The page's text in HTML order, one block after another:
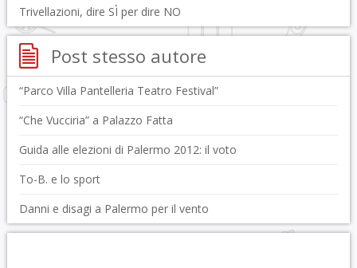
Trivellazioni, dire SÌ per dire NO
Post stesso autore
“Parco Villa Pantelleria Teatro Festival”
“Che Vucciria” a Palazzo Fatta
Guida alle elezioni di Palermo 2012: il voto
To-B. e lo sport
Danni e disagi a Palermo per il vento